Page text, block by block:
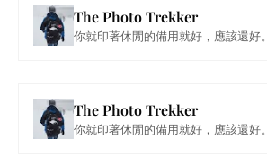
The Photo Trekker
你就印著休閒的備用就好，應該還好。
The Photo Trekker
你就印著休閒的備用就好，應該還好。